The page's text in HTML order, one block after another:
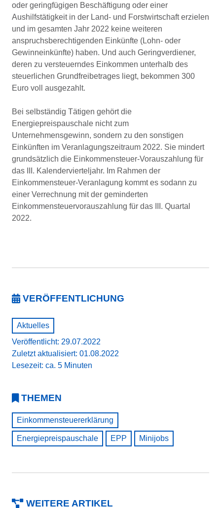
oder geringfügigen Beschäftigung oder einer
Aushilfstätigkeit in der Land- und Forstwirtschaft erzielen
und im gesamten Jahr 2022 keine weiteren
anspruchsberechtigenden Einkünfte (Lohn- oder
Gewinneinkünfte) haben. Und auch Geringverdiener,
deren zu versteuerndes Einkommen unterhalb des
steuerlichen Grundfreibetrages liegt, bekommen 300
Euro voll ausgezahlt.
Bei selbständig Tätigen gehört die
Energiepreispauschale nicht zum
Unternehmensgewinn, sondern zu den sonstigen
Einkünften im Veranlagungszeitraum 2022. Sie mindert
grundsätzlich die Einkommensteuer-Vorauszahlung für
das III. Kalendervierteljahr. Im Rahmen der
Einkommensteuer-Veranlagung kommt es sodann zu
einer Verrechnung mit der geminderten
Einkommensteuervorauszahlung für das III. Quartal
2022.
VERÖFFENTLICHUNG
Aktuelles
Veröffentlicht: 29.07.2022
Zuletzt aktualisiert: 01.08.2022
Lesezeit: ca. 5 Minuten
THEMEN
Einkommensteuererklärung
Energiepreispauschale EPP Minijobs
WEITERE ARTIKEL